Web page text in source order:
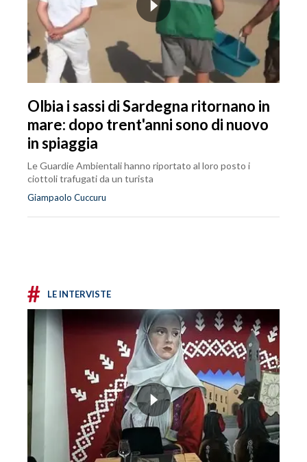
Olbia i sassi di Sardegna ritornano in
mare: dopo trent'anni sono di nuovo
in spiaggia
Le Guardie Ambientali hanno riportato al loro posto i
ciottoli trafugati da un turista
Giampaolo Cuccuru
# LE INTERVISTE